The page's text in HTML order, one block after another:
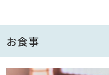
勧めをいたします。
県民の皆様ぜひお得にご宿
◆お料理◆
お食事